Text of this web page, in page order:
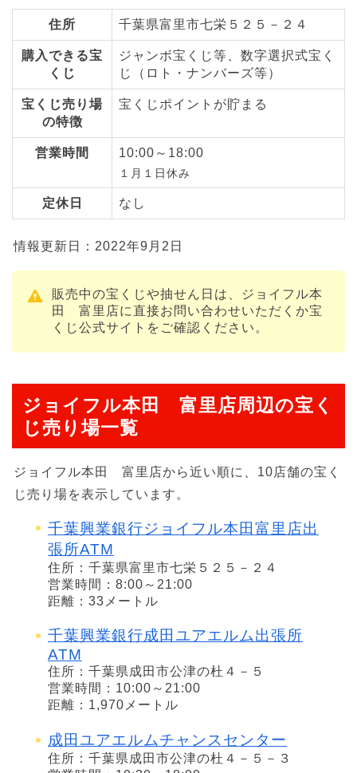
住所 千葉県富里市七栄５２５－２４
購入できる宝
くじ
ジャンボ宝くじ等、数字選択式宝く
じ（ロト・ナンバーズ等）
宝くじ売り場
の特徴
宝くじポイントが貯まる
営業時間 10:00～18:00
１月１日休み
定休日 なし
情報更新日：2022年9月2日
販売中の宝くじや抽せん日は、ジョイフル本
田 富里店に直接お問い合わせいただくか宝
くじ公式サイトをご確認ください。
ジョイフル本田 富里店周辺の宝く
じ売り場一覧
ジョイフル本田 富里店から近い順に、10店舗の宝く
じ売り場を表示しています。
千葉興業銀行ジョイフル本田富里店出
張所ATM
住所：千葉県富里市七栄５２５－２４
営業時間：8:00～21:00
距離：33メートル
千葉興業銀行成田ユアエルム出張所
ATM
住所：千葉県成田市公津の杜４－５
営業時間：10:00～21:00
距離：1,970メートル
成田ユアエルムチャンスセンター
住所：千葉県成田市公津の杜４－５－３